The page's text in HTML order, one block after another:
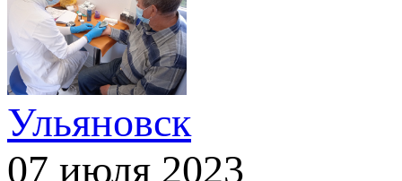
Ульяновск
07 июля 2023